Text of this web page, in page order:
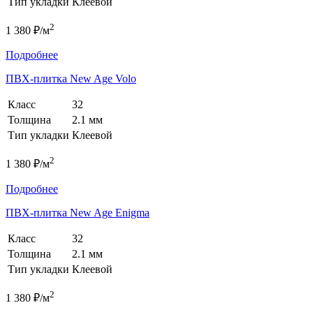
1 380 ₽/м2
Подробнее
ПВХ-плитка New Age Volo
Класс
32
Толщина
2.1 мм
Тип укладки Клеевой
1 380 ₽/м2
Подробнее
ПВХ-плитка New Age Enigma
Класс
32
Толщина
2.1 мм
Тип укладки Клеевой
1 380 ₽/м2